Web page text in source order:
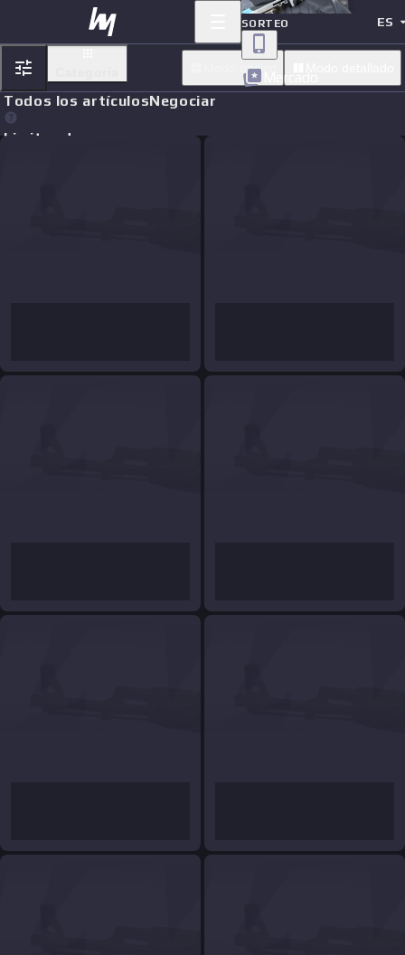
SORTEO
Mercado
ES
Modo básico
Todos los artículosNegociar
Limit orders